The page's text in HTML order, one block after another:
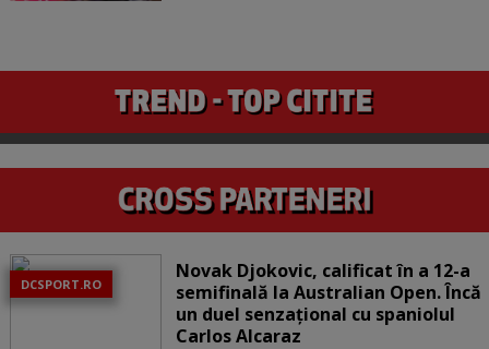
DCSPORT.RO
Novak Djokovic, calificat în a 12-a
semifinală la Australian Open. Încă
un duel senzațional cu spaniolul
Carlos Alcaraz